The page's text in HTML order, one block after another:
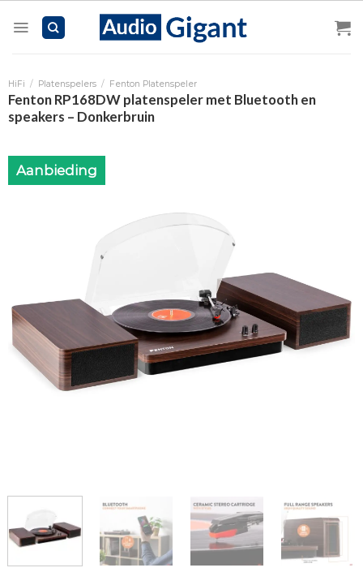
HiFi / Platenspelers / Fenton Platenspeler
Fenton RP168DW platenspeler met Bluetooth en
speakers – Donkerbruin
Aanbieding